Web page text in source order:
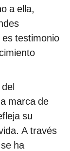
a ella,
testimonio
marca de
su
A través
ha